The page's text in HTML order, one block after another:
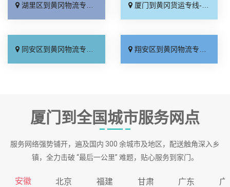
湖里区到黄冈物流专线_运费多少「一站式托运」 厦门到黄冈货运专线-厦门到黄冈物流公司_全境配送「按时送达」
同安区到黄冈物流专线_物流拼车「诚信经营」 翔安区到黄冈物流专线_零担配货「快运有保障」
厦门到全国城市服务网点
服务网络强势铺开，遍及国内 300 余城市及地区，配送触角深入乡
镇，全力击破 “最后一公里” 难题，贴心服务到家门。
安徽 北京 福建 甘肃 广东 广